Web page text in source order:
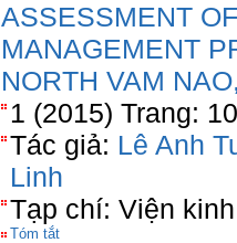
ASSESSMENT
MANAGEMENT
NORTH VAM
1 (2015) Trang:
Tác giả: Lê Anh
Linh
Tạp chí: Viện
Tóm tắt